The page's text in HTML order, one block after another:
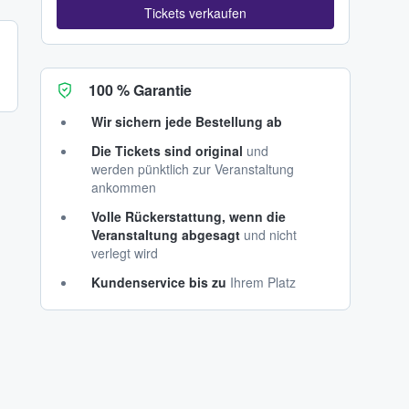
Tickets verkaufen
100 % Garantie
Wir sichern jede Bestellung ab
Die Tickets sind original und
werden pünktlich zur Veranstaltung
ankommen
Volle Rückerstattung, wenn die
Veranstaltung abgesagt und nicht
verlegt wird
Kundenservice bis zu Ihrem Platz